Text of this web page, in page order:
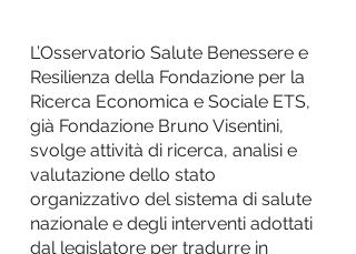
L’Osservatorio Salute Benessere e
Resilienza della Fondazione per la
Ricerca Economica e Sociale ETS,
già Fondazione Bruno Visentini,
svolge attività di ricerca, analisi e
valutazione dello stato
organizzativo del sistema di salute
nazionale e degli interventi adottati
dal legislatore per tradurre in